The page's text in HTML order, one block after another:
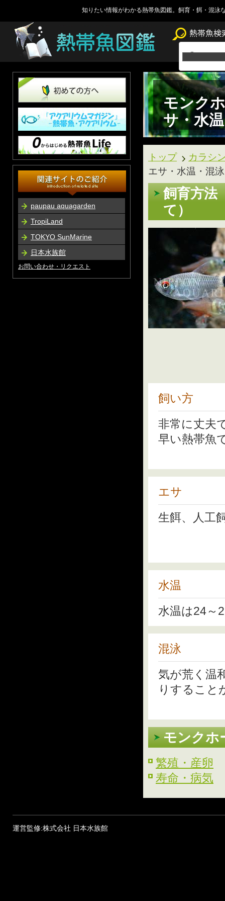
知りたい情報がわかる熱帯魚図鑑。飼育・餌・混泳
モンク
サ・水
トップ
カラシ
エサ・水温・混
飼育方法
て）
飼い方
非常に丈夫
早い熱帯魚
エサ
生餌、人
水温
水温は
混泳
気が荒く温
りするこ
モンクホ
繁殖・産卵
寿命・病気
paupau aquagarden
TropiLand
TOKYO SunMarine
日本水族館
お問い合わせ・リクエスト
運営監修:株式会社 日本水族館